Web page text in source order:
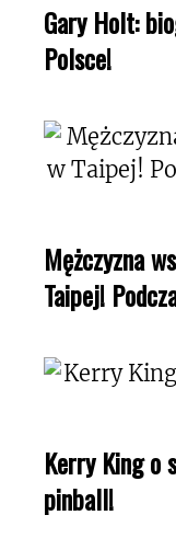
Gary Holt:
Polsce!
Mężczyzna
Taipej!
Kerry King o
pinball!